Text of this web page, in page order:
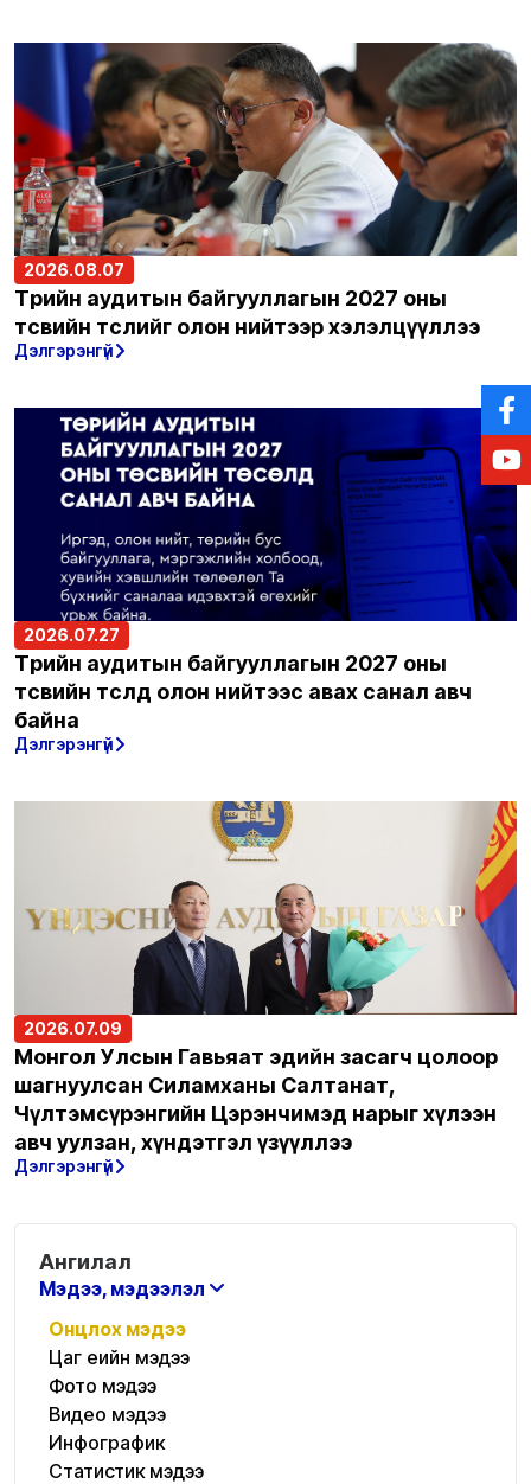
2026.08.07
Төрийн аудитын байгууллагын 2027 оны
төсвийн төслийг олон нийтээр хэлэлцүүллээ
Дэлгэрэнгүй
2026.07.27
Төрийн аудитын байгууллагын 2027 оны
төсвийн төсөлд олон нийтээс авах санал авч
байна
Дэлгэрэнгүй
2026.07.09
Монгол Улсын Гавьяат эдийн засагч цолоор
шагнуулсан Силамханы Салтанат,
Чүлтэмсүрэнгийн Цэрэнчимэд нарыг хүлээн
авч уулзан, хүндэтгэл үзүүллээ
Дэлгэрэнгүй
Ангилал
Мэдээ, мэдээлэл
Онцлох мэдээ
Цаг үеийн мэдээ
Фото мэдээ
Видео мэдээ
Инфографик
Статистик мэдээ